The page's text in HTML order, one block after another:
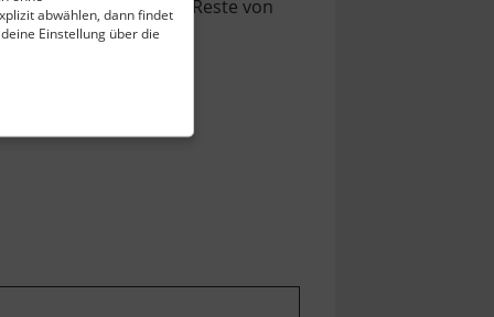
abwählen, dann findet
Einstellung über die
hier Pingen und Reste von